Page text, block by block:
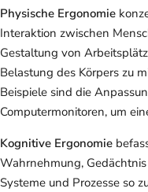
Physische Ergonomie
Interaktion zwischen
Gestaltung von
Belastung des Körpers zu
Beispiele sind die
Computermonitoren, um
Kognitive Ergonomie
Wahrnehmung,
Systeme und Prozesse so